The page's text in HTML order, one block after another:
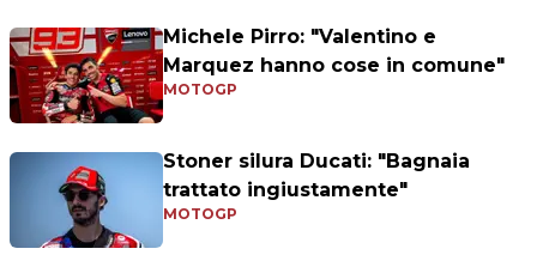
Michele Pirro: "Valentino e
Marquez hanno cose in comune"
MOTOGP
Stoner silura Ducati: "Bagnaia
trattato ingiustamente"
MOTOGP